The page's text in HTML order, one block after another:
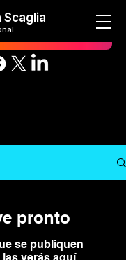
Scaglia
pronto
se publiquen